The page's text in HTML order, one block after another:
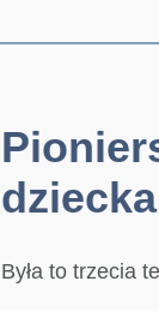
Była to trzecia